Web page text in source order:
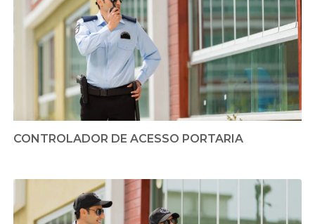
CONTROLADOR DE ACESSO PORTARIA